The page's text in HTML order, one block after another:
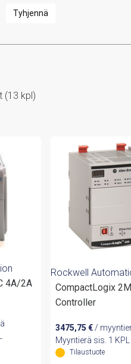
Tyhjennä
(13 kpl)
4A/2A
Rockwell
CompactLogix
Controller
3475,75 €/
Myyntierä sis. 1 KPL
Tilaustuote